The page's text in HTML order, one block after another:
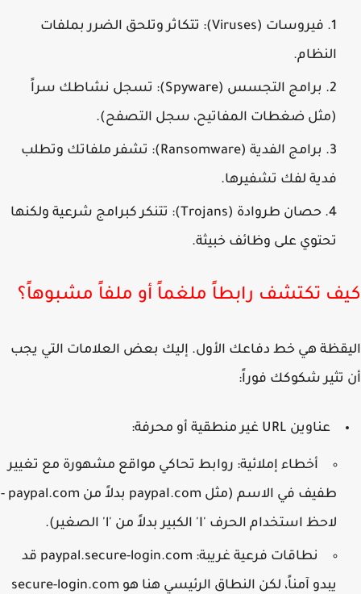
فيروسات (Viruses):
تتكاثر وتلحق الضرر بملفات
النظام.
برامج التجسس (Spyware):
تسجل نشاطك سراً
(مثل ضغطات المفاتيح، سجل التصفح).
برامج الفدية (Ransomware):
تشفر ملفاتك وتطلب
فدية لفك تشفيرها.
حصان طروادة (Trojans):
تتنكر كبرامج شرعية ولكنها
تحتوي على وظائف خبيثة.
تكتشف رابطاً ملغماً أو ملفاً مشبوهاً؟
هي خط دفاعك الأول. إليك بعض العلامات التي يجب
تثير شكوكك فوراً:
عناوين URL غير منطقية أو محرفة:
أخطاء إملائية:روابط تحاكي مواقع مشهورة مع تغيير
طفيف في الاسم (مثلpaypaI.comبدلاً منpaypal.com
-
لاحظ استخدام الحرف 'I' الكبير بدلاً من 'l' الصغير).
نطاقات فرعية غريبة: paypal.secure-login.comقد
يبدو آمناً، لكن النطاق الرئيسي هنا هوsecure-login.com